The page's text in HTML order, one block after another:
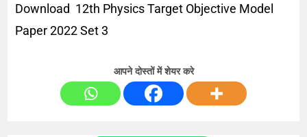
Download 12th Physics Target Objective Model
Paper 2022 Set 3
आपने दोस्तों में शेयर करे